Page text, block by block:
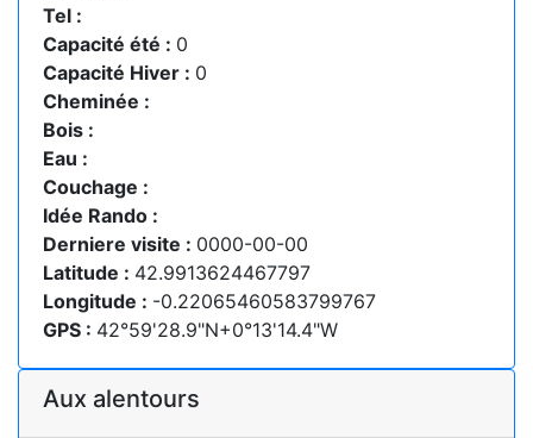
Tel :
Capacité été : 0
Capacité Hiver : 0
Cheminée :
Bois :
Eau :
Couchage :
Idée Rando :
Derniere visite : 0000-00-00
Latitude : 42.9913624467797
Longitude : -0.22065460583799767
GPS : 42°59'28.9"N+0°13'14.4"W
Aux alentours